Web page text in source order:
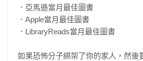
．亞馬遜當月最佳圖書
．Apple當月最佳圖書
．LibraryReads當月最佳圖書
如果恐怖分子綁架了你的家人，然後